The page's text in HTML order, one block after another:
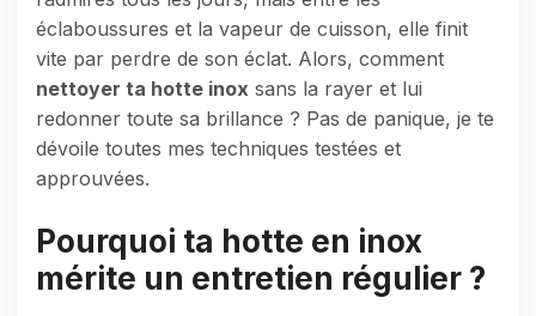
éclaboussures et la vapeur de cuisson, elle finit
vite par perdre de son éclat. Alors, comment
nettoyer ta hotte inox sans la rayer et lui
redonner toute sa brillance ? Pas de panique, je te
dévoile toutes mes techniques testées et
approuvées.
Pourquoi ta hotte en inox
mérite un entretien régulier ?